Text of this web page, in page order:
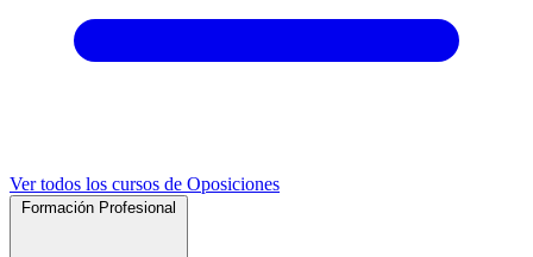
Ver todos los cursos de Oposiciones
Formación Profesional